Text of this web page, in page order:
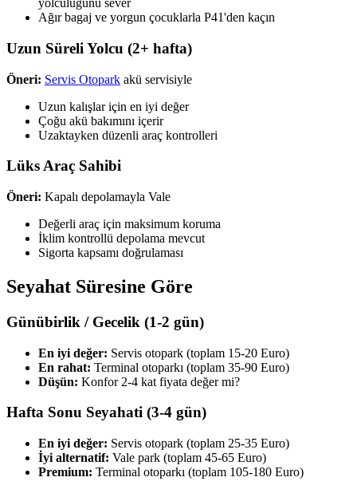
yolculuğunu sever
Ağır bagaj ve yorgun çocuklarla P41'den kaçın
Uzun Süreli Yolcu (2+ hafta)
Öneri: Servis Otopark akü servisiyle
Uzun kalışlar için en iyi değer
Çoğu akü bakımını içerir
Uzaktayken düzenli araç kontrolleri
Lüks Araç Sahibi
Öneri: Kapalı depolamayla Vale
Değerli araç için maksimum koruma
İklim kontrollü depolama mevcut
Sigorta kapsamı doğrulaması
Seyahat Süresine Göre
Günübirlik / Gecelik (1-2 gün)
En iyi değer: Servis otopark (toplam 15-20 Euro)
En rahat: Terminal otoparkı (toplam 35-90 Euro)
Düşün: Konfor 2-4 kat fiyata değer mi?
Hafta Sonu Seyahati (3-4 gün)
En iyi değer: Servis otopark (toplam 25-35 Euro)
İyi alternatif: Vale park (toplam 45-65 Euro)
Premium: Terminal otoparkı (toplam 105-180 Euro)